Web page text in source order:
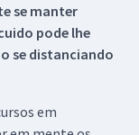
se manter
pode lhe
se distanciando
em